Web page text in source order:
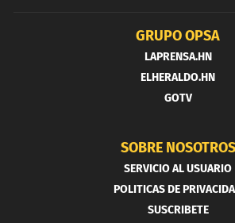
GRUPO OPSA
LAPRENSA.HN
ELHERALDO.HN
GOTV
SOBRE NOSOTROS
SERVICIO AL USUARIO
POLITICAS DE
SUSCRIBETE